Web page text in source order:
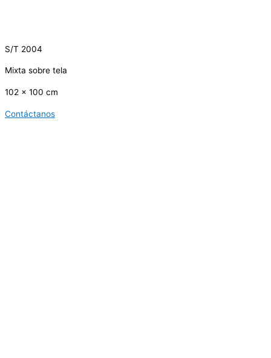
S/T 2004
Mixta sobre tela
102 x 100 cm
Contáctanos